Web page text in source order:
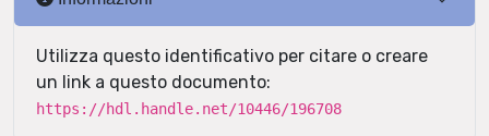
Utilizza questo identificativo per citare o creare
un link a questo documento:
https://hdl.handle.net/10446/196708